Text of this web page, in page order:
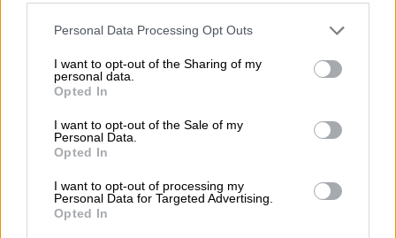
Personal Data Processing Opt Outs
I want to opt-out of the Sharing of my
personal data.
Opted In
I want to opt-out of the Sale of my
Personal Data.
Opted In
I want to opt-out of processing my
Personal Data for Targeted Advertising.
Opted In
desde que comenzó la crisis sanitaria.
Consejería de Sanidad
contagiados
casos coronavirus España
Coronavirs
España
Comunidad de Madrid
NOTICIAS RELACIONADAS